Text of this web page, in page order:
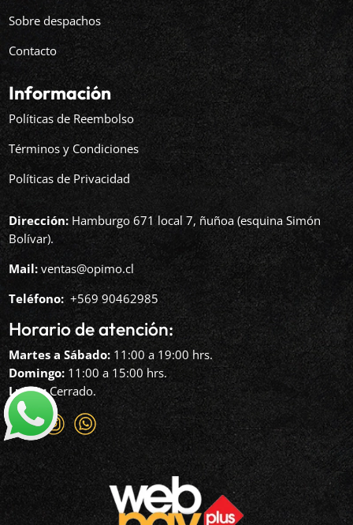
Sobre despachos
Contacto
Información
Políticas de Reembolso
Términos y Condiciones
Políticas de Privacidad
Dirección: Hamburgo 671 local 7, ñuñoa (esquina Simón
Bolívar).
Mail: ventas@opimo.cl
Teléfono: ‪+569 90462985‬
Horario de atención:
Martes a Sábado: 11:00 a 19:00 hrs.
Domingo: 11:00 a 15:00 hrs.
Lunes:Cerrado.